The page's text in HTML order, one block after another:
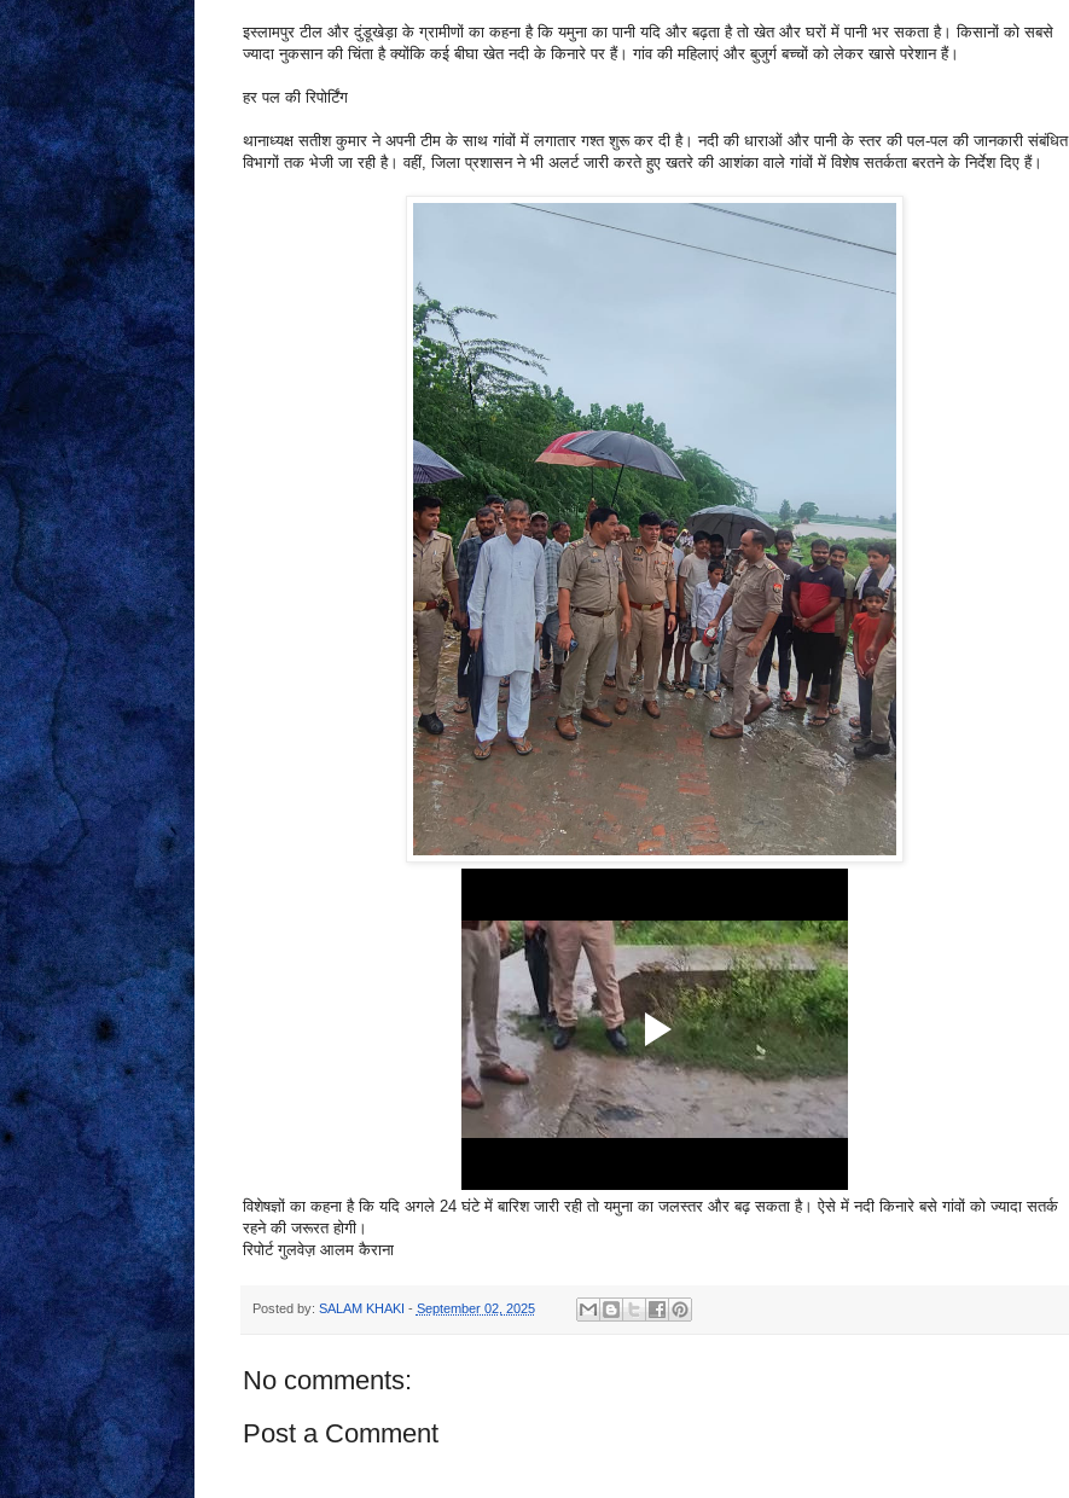
इस्लामपुर टील और दुंडूखेड़ा के ग्रामीणों का कहना है कि यमुना का पानी यदि और बढ़ता है तो खेत और घरों में पानी भर सकता है। किसानों को सबसे
ज्यादा नुकसान की चिंता है क्योंकि कई बीघा खेत नदी के किनारे पर हैं। गांव की महिलाएं और बुजुर्ग बच्चों को लेकर खासे परेशान हैं।
हर पल की रिपोर्टिंग
थानाध्यक्ष सतीश कुमार ने अपनी टीम के साथ गांवों में लगातार गश्त शुरू कर दी है। नदी की धाराओं और पानी के स्तर की पल-पल की जानकारी संबंधित
विभागों तक भेजी जा रही है। वहीं, जिला प्रशासन ने भी अलर्ट जारी करते हुए खतरे की आशंका वाले गांवों में विशेष सतर्कता बरतने के निर्देश दिए हैं।
विशेषज्ञों का कहना है कि यदि अगले 24 घंटे में बारिश जारी रही तो यमुना का जलस्तर और बढ़ सकता है। ऐसे में नदी किनारे बसे गांवों को ज्यादा सतर्क
रहने की जरूरत होगी।
रिपोर्ट गुलवेज़ आलम कैराना
Posted by: SALAM KHAKI - September 02, 2025
No comments:
Post a Comment